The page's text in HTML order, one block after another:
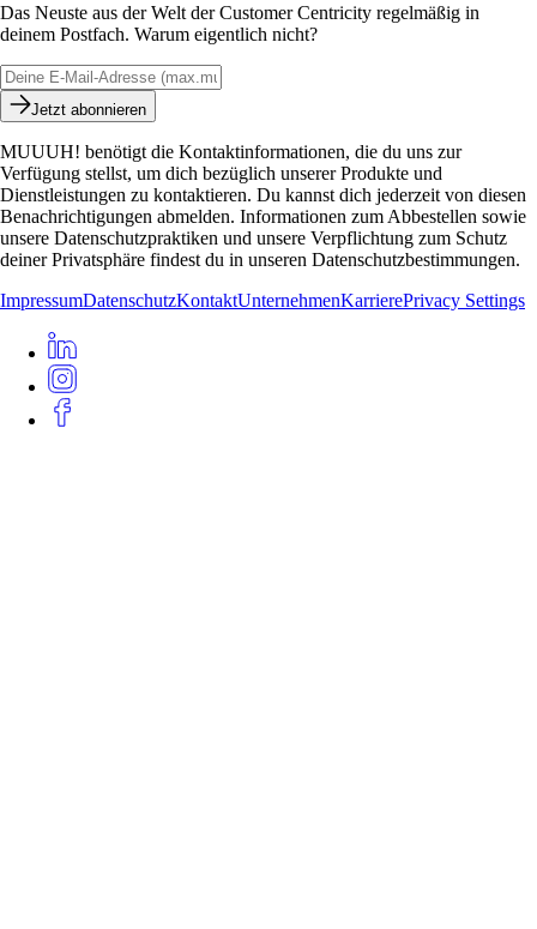
Das Neuste aus der Welt der Customer Centricity regelmäßig in
deinem Postfach. Warum eigentlich nicht?
Jetzt abonnieren
MUUUH! benötigt die Kontaktinformationen, die du uns zur
Verfügung stellst, um dich bezüglich unserer Produkte und
Dienstleistungen zu kontaktieren. Du kannst dich jederzeit von diesen
Benachrichtigungen abmelden. Informationen zum Abbestellen sowie
unsere Datenschutzpraktiken und unsere Verpflichtung zum Schutz
deiner Privatsphäre findest du in unseren Datenschutzbestimmungen.
ImpressumDatenschutzKontaktUnternehmenKarrierePrivacy Settings